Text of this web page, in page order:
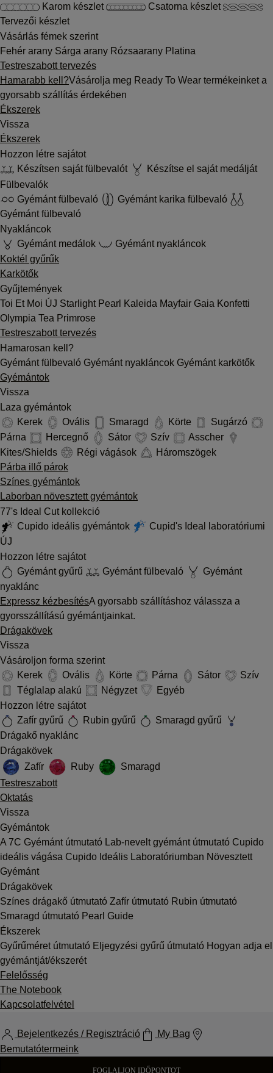
Karom készlet
Csatorna készlet
Tervezői készlet
Vásárlás fémek szerint
Fehér arany Sárga arany Rózsaarany Platina
Testreszabott tervezés
Hamarabb kell?Vásárolja meg Ready To Wear termékeinket a
gyorsabb szállítás érdekében
Ékszerek
Vissza
Ékszerek
Hozzon létre sajátot
Készítsen saját fülbevalót
Készítse el saját medálját
Fülbevalók
Gyémánt fülbevaló
Gyémánt karika fülbevaló
Gyémánt fülbevaló
Nyakláncok
Gyémánt medálok
Gyémánt nyakláncok
Koktél gyűrűk
Karkötők
Gyűjtemények
Toi Et Moi ÚJ Starlight Pearl Kaleida Mayfair Gaia Konfetti
Olympia Tea Primrose
Testreszabott tervezés
Hamarosan kell?
Gyémánt fülbevaló Gyémánt nyakláncok Gyémánt karkötők
Gyémántok
Vissza
Laza gyémántok
Kerek
Ovális Smaragd Körte
Sugárzó
Párna
Hercegnő Sátor Szív
Asscher
Kites/Shields
Régi vágások
Háromszögek
Párba illő párok
Színes gyémántok
Laborban növesztett gyémántok
77's Ideal Cut kollekció
Cupido ideális gyémántok
Cupid's Ideal laboratóriumi
ÚJ
Hozzon létre sajátot
Gyémánt gyűrű
Gyémánt fülbevaló
Gyémánt
nyaklánc
Expressz kézbesítésA gyorsabb szállításhoz válassza a
gyorsszállítású gyémántjainkat.
Drágakövek
Vissza
Vásároljon forma szerint
Kerek
Ovális Körte Párna Sátor
Szív
Téglalap alakú
Négyzet
Egyéb
Hozzon létre sajátot
Zafír gyűrű
Rubin gyűrű
Smaragd gyűrű
Drágakő nyaklánc
Drágakövek
Zafír
Ruby
Smaragd
Testreszabott
Oktatás
Vissza
Gyémántok
A 7C Gyémánt útmutató Lab-nevelt gyémánt útmutató Cupido
ideális vágása Cupido Ideális Laboratóriumban Növesztett
Gyémánt
Drágakövek
Színes drágakő útmutató Zafír útmutató Rubin útmutató
Smaragd útmutató Pearl Guide
Ékszerek
Gyűrűméret útmutató Eljegyzési gyűrű útmutató Hogyan adja el
gyémántját/ékszerét
Felelősség
The Notebook
Kapcsolatfelvétel
Bejelentkezés / Regisztráció
My Bag
Bemutatótermeink
FOGLALJON IDŐPONTOT